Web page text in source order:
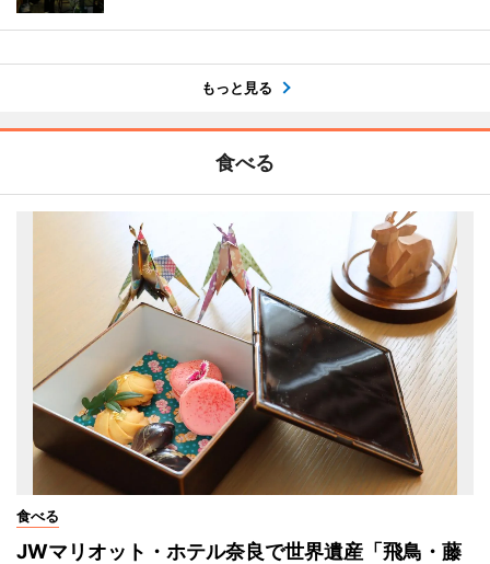
もっと見る
食べる
食べる
JWマリオット・ホテル奈良で世界遺産「飛鳥・藤